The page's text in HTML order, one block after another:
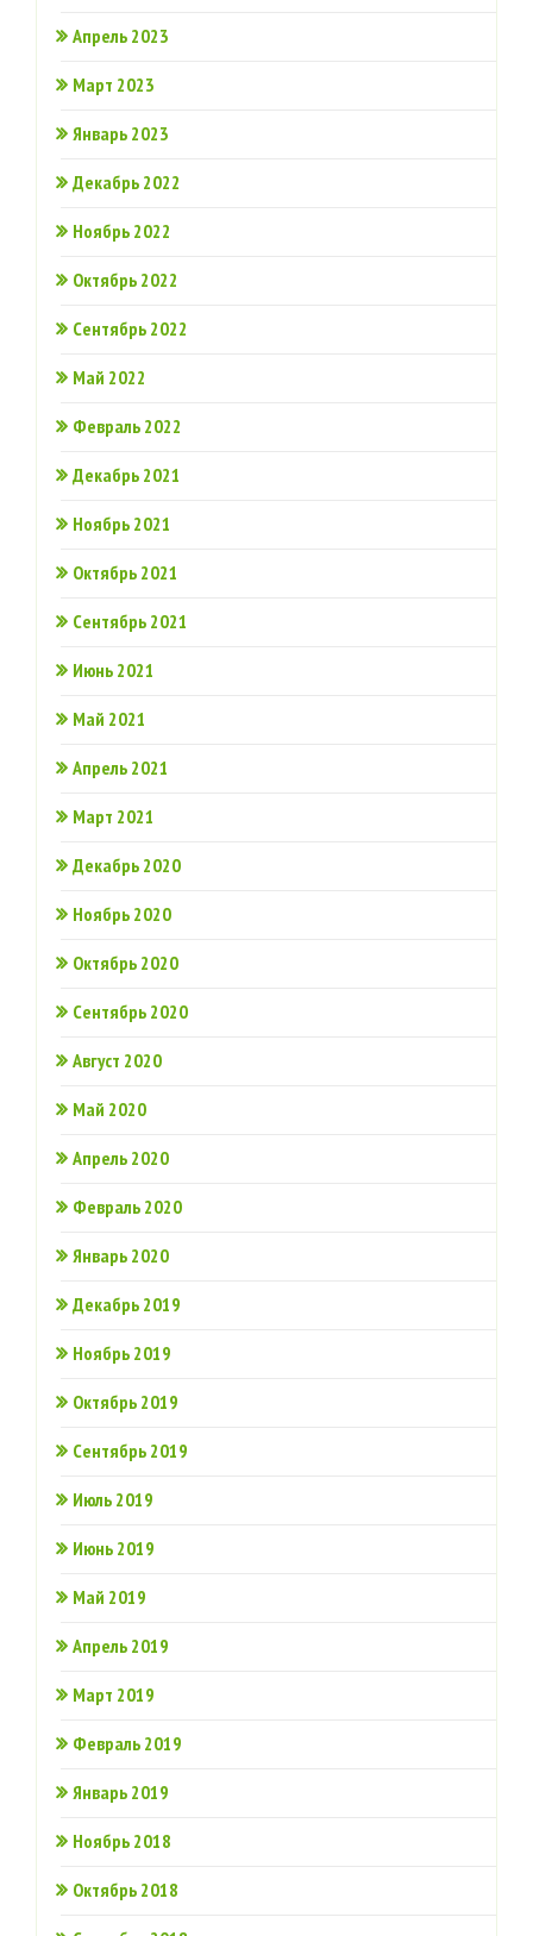
Апрель 2023
Март 2023
Январь 2023
Декабрь 2022
Ноябрь 2022
Октябрь 2022
Сентябрь 2022
Май 2022
Февраль 2022
Декабрь 2021
Ноябрь 2021
Октябрь 2021
Сентябрь 2021
Июнь 2021
Май 2021
Апрель 2021
Март 2021
Декабрь 2020
Ноябрь 2020
Октябрь 2020
Сентябрь 2020
Август 2020
Май 2020
Апрель 2020
Февраль 2020
Январь 2020
Декабрь 2019
Ноябрь 2019
Октябрь 2019
Сентябрь 2019
Июль 2019
Июнь 2019
Май 2019
Апрель 2019
Март 2019
Февраль 2019
Январь 2019
Ноябрь 2018
Октябрь 2018